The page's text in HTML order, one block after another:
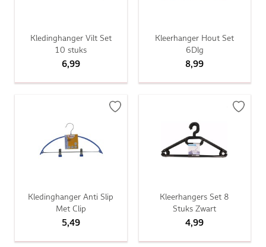
Kledinghanger Vilt Set
10 stuks
6,99
Kleerhanger Hout Set
6Dlg
8,99
Kledinghanger Anti Slip
Met Clip
5,49
Kleerhangers Set 8
Stuks Zwart
4,99